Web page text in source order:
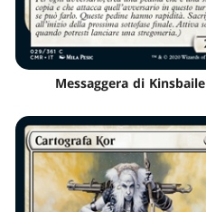
Messaggera di Kinsbaile